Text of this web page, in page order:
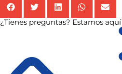
¿Tienes preguntas? Estamos